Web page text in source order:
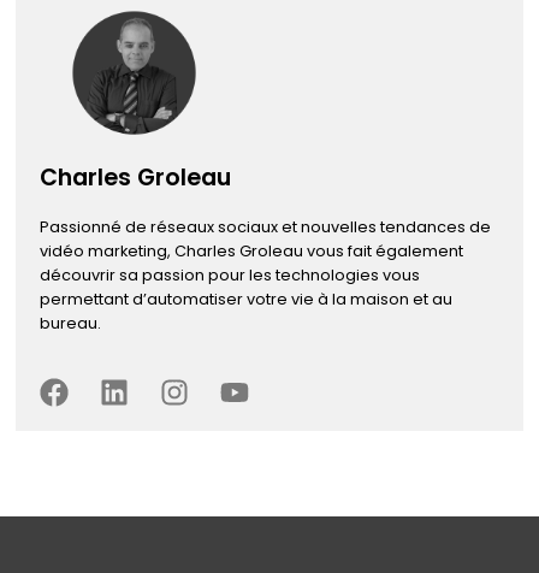
Charles Groleau
Passionné de réseaux sociaux et nouvelles tendances de
vidéo marketing, Charles Groleau vous fait également
découvrir sa passion pour les technologies vous
permettant d’automatiser votre vie à la maison et au
bureau.